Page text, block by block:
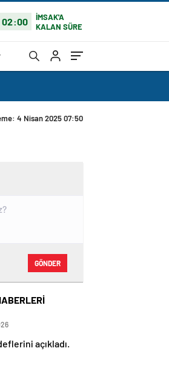
02:00
İMSAK'A
KALAN SÜRE
4 Nisan 2025 07:50
GÖNDER
açıkladı.